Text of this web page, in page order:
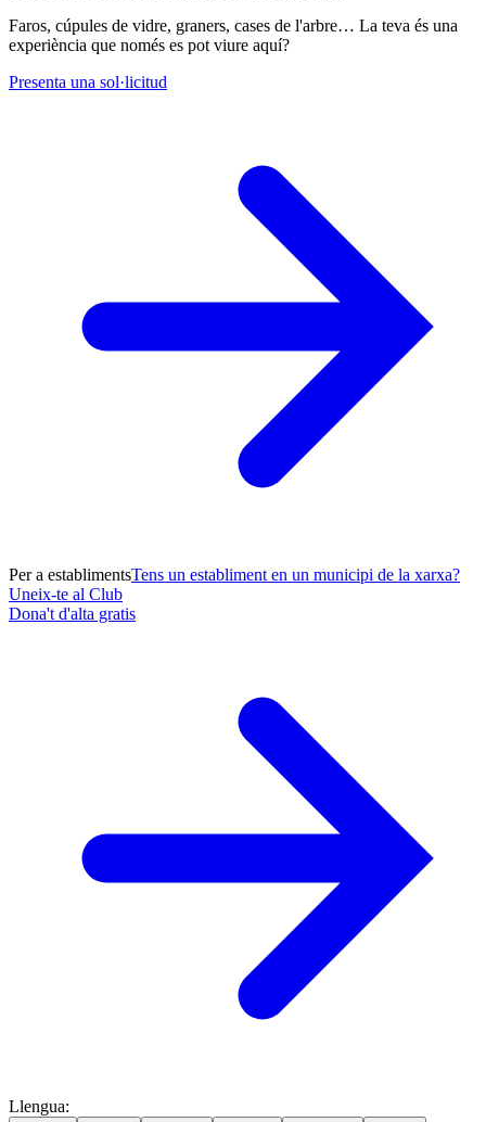
Faros, cúpules de vidre, graners, cases de l'arbre… La teva és una
experiència que només es pot viure aquí?
Presenta una sol·licitud
Per a establimentsTens un establiment en un municipi de la xarxa?
Uneix-te al Club
Dona't d'alta gratis
Llengua: